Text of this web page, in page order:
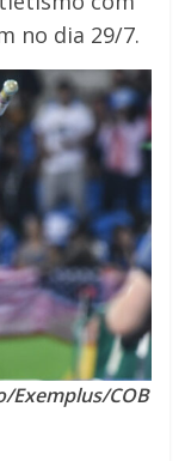
no dia 29/7.
Exemplus/COB